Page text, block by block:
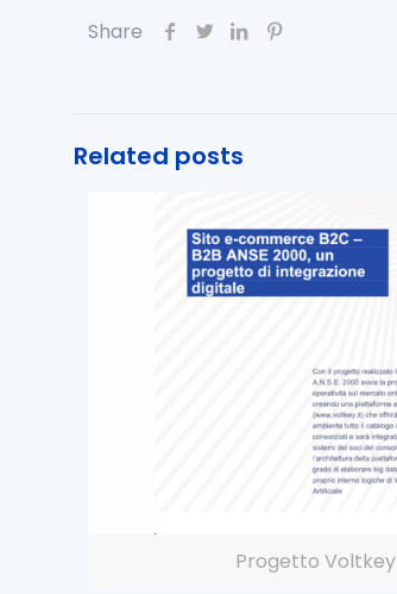
Share
Related posts
Progetto Voltkey